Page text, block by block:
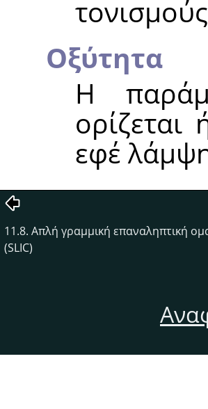
Οξύτητα
Η
ορίζεται
εφέ
11.8. Απλή γραμμική επαναληπτική
(SLIC)